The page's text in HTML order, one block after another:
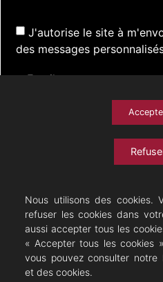
J'autorise le site à
des messages
SPECTACLES
Nous utilisons des cookies.
refuser les cookies dans
aussi accepter tous les
« Accepter tous les cookies
vous pouvez consulter notre
et des cookies.